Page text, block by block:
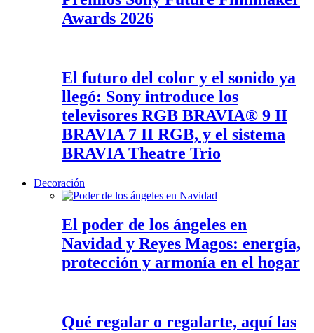
Awards 2026
El futuro del color y el sonido ya
llegó: Sony introduce los
televisores RGB BRAVIA® 9 II
BRAVIA 7 II RGB, y el sistema
BRAVIA Theatre Trio
Decoración
El poder de los ángeles en
Navidad y Reyes Magos: energía,
protección y armonía en el hogar
Qué regalar o regalarte, aquí las